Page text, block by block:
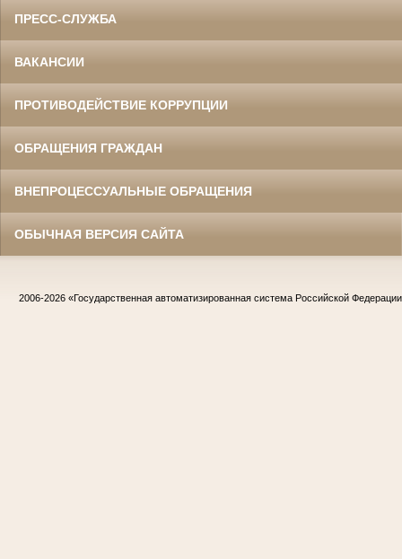
ПРЕСС-СЛУЖБА
ВАКАНСИИ
ПРОТИВОДЕЙСТВИЕ КОРРУПЦИИ
ОБРАЩЕНИЯ ГРАЖДАН
ВНЕПРОЦЕССУАЛЬНЫЕ ОБРАЩЕНИЯ
ОБЫЧНАЯ ВЕРСИЯ САЙТА
2006-2026 «Государственная автоматизированная система Российской